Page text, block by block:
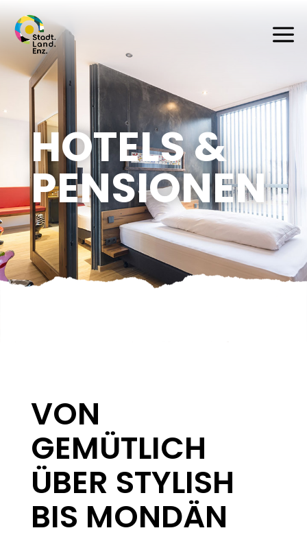
a
HOTELS &
PENSIONEN
VON
GEMÜTLICH
ÜBER STYLISH
BIS MONDÄN